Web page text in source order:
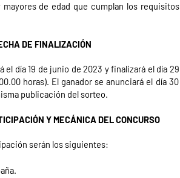
de edad que cumplan los requisitos
DE FINALIZACIÓN
el día 19 de junio de 2023 y finalizará el día 29
horas). El ganador se anunciará el día 30
publicación del sorteo.
Y MECÁNICA DEL CONCURSO
serán los siguientes: